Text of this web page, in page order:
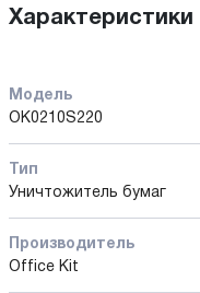
Характеристики
Модель
OK0210S220
Тип
Уничтожитель бумаг
Производитель
Office Kit